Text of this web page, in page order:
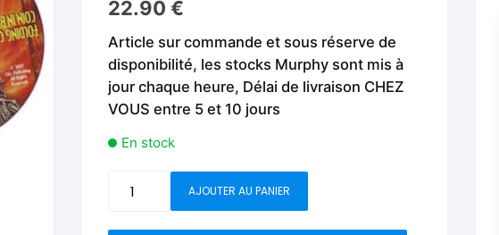
Foulards C.Up
Liquides C.Up
Mentalisme close up
Feu
Foulards
La Magie pour les Enfants
Livres sur la Magie
impromptue
Neige, rubans, FP, Foulards …
22.90€
Article sur commande et sous réserve de
disponibilité, les stocks Murphy sont mis à
jour chaque heure, Délai de livraison CHEZ
VOUS entre 5 et 10 jours
En stock
AJOUTER AU PANIER